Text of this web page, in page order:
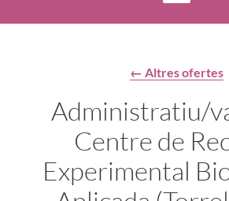
← Altres ofertes
Administratiu/
Centre de
Experimental